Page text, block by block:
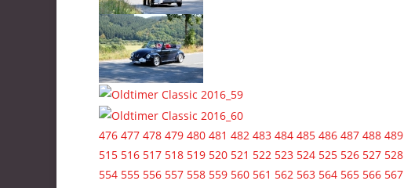
476 477 478 479 480 481 482 483 484 485 486 487 488 489
515 516 517 518 519 520 521 522 523 524 525 526 527 528
554 555 556 557 558 559 560 561 562 563 564 565 566 567